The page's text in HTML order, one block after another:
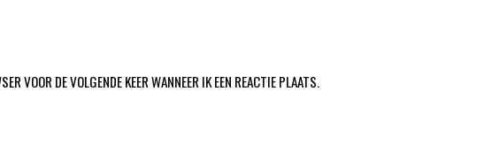
VOOR DE VOLGENDE KEER WANNEER IK EEN REACTIE PLAATS.